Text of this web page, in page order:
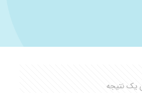
یک نتیجه